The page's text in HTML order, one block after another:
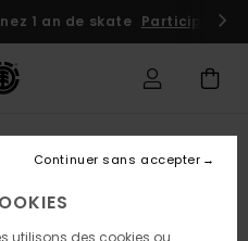
1 an de skate Participez
utilisons des cookies ou
Continuer sans accepter